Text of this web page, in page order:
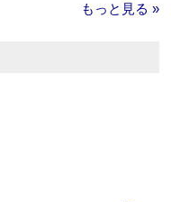
もっと見る »